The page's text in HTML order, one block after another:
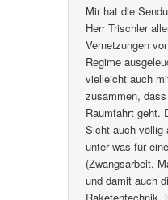
Mir hat die
Herr Trischler
Vernetzungen
Regime
vielleicht auch
zusammen,
Raumfahrt geht.
Sicht auch völlig
unter was für
(Zwangsarbeit,
und damit auch
Raketentechnik,